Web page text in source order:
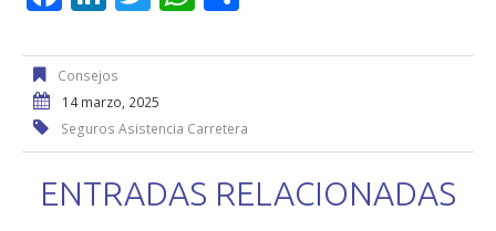
e
b
o
o
k
k
e
dI
n
itt
er
at
A
p
p
m
ar
ti
r
Consejos
14 marzo, 2025
Seguros Asistencia Carretera
ENTRADAS RELACIONADAS